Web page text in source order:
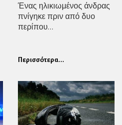
Ένας ηλικιωμένος άνδρας
πνίγηκε πριν από δυο
περίπου...
Περισσότερα...